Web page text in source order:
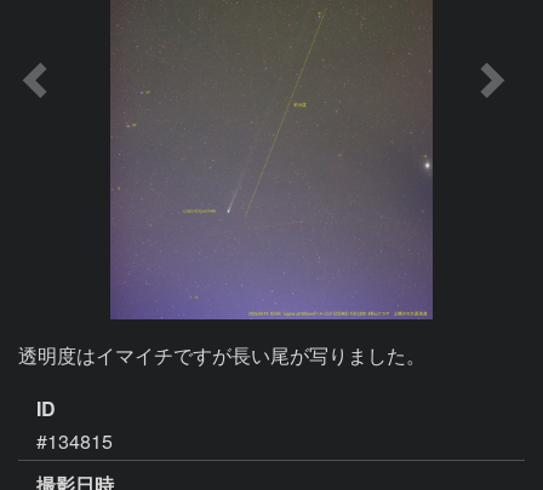
透明度はイマイチですが長い尾が写りました。
ID
#134815
撮影日時